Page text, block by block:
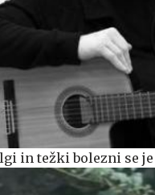
in težki bolezni se